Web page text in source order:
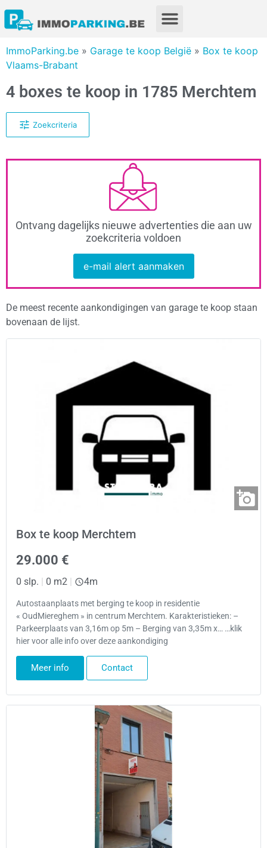
ImmoParking.be » Garage te koop België » Box te koop
Vlaams-Brabant
4 boxes te koop in 1785 Merchtem
Zoekcriteria
Ontvang dagelijks nieuwe advertenties die aan uw
zoekcriteria voldoen
e-mail alert aanmaken
De meest recente aankondigingen van garage te koop staan
bovenaan de lijst.
Box te koop Merchtem
29.000 €
0 slp. | 0 m2 | 4m
Autostaanplaats met berging te koop in residentie
« OudMiereghem » in centrum Merchtem. Karakteristieken: –
Parkeerplaats van 3,16m op 5m – Berging van 3,35m x… …klik
hier voor alle info over deze aankondiging
Meer info Contact